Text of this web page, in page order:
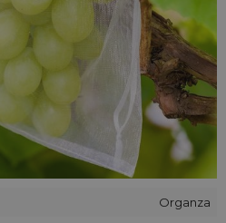
Organza